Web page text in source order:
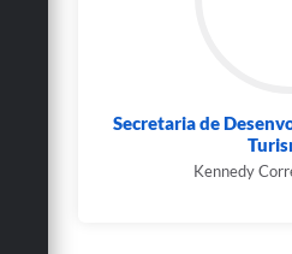
Secretaria de
Kennedy